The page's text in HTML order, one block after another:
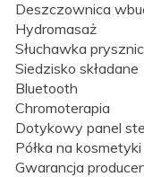
Deszczownica
Hydromasaż
Słuchawka
Siedzisko składane
Bluetooth
Chromoterapia
Dotykowy panel
Półka na kosmetyki
Gwarancja